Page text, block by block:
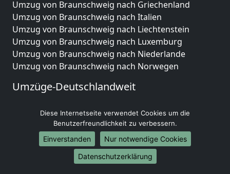
Umzug von Braunschweig nach Griechenland
Umzug von Braunschweig nach Italien
Umzug von Braunschweig nach Liechtenstein
Umzug von Braunschweig nach Luxemburg
Umzug von Braunschweig nach Niederlande
Umzug von Braunschweig nach Norwegen
Umzüge-Deutschlandweit
Umzug von Braunschweig nach Hamburg
Umzug von Braunschweig nach München
Umzug von Braunschweig nach Köln
Umzug von Braunschweig nach Frankfurt am Main
Umzug von Braunschweig nach Stuttgart
Diese Internetseite verwendet Cookies um die
Benutzerfreundlichkeit zu verbessern.
Einverstanden
Nur notwendige Cookies
Datenschutzerklärung